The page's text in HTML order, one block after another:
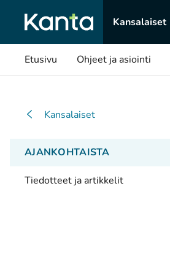
Kansalaiset
Etusivu Ohjeet ja asiointi
Kansalaiset
AJANKOHTAISTA
Tiedotteet ja artikkelit